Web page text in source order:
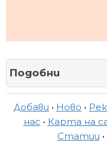
Подобни
Добави • Ново •
нас • Карта на
Статии •